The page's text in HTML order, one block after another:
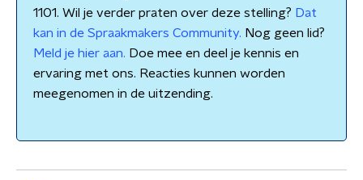
1101. Wil je verder praten over deze stelling? Dat
kan in de Spraakmakers Community. Nog geen lid?
Meld je hier aan. Doe mee en deel je kennis en
ervaring met ons. Reacties kunnen worden
meegenomen in de uitzending.